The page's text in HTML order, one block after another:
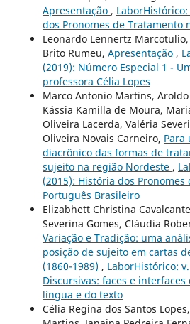
Apresentação ,
dos Pronomes de Tratamento
Leonardo Lennertz
Brito Rumeu, Apresentação ,
(2019): Número Especial 1 -
professora Célia Lopes
Marco Antonio Martins,
Kássia Kamilla de Moura,
Oliveira Lacerda, Valéria
Oliveira Novais Carneiro, Para
diacrônico das formas de
sujeito na região Nordeste ,
(2015): História dos
Português Brasileiro
Elizabhett Christina
Severina Gomes, Cláudia
Variação e Tradição: uma
posição de sujeito em cartas
(1860-1989) , LaborHistórico:
Discursivas: faces e
língua e do texto
Célia Regina dos Santos